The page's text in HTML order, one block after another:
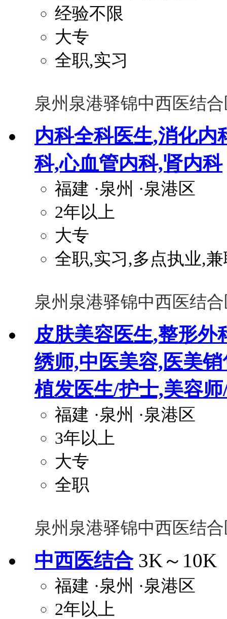
经验不限
大专
全职,实习
泉州泉港驿锦中西医结
内科全科医生,消化内
科,心血管内科,肾内科
福建 ·泉州 ·泉港区
2年以上
大专
全职,实习,多点执业,
泉州泉港驿锦中西医结
皮肤美容医生,整形外
绣师,中医美容,医美
植发医生/护士,美容
福建 ·泉州 ·泉港区
3年以上
大专
全职
泉州泉港驿锦中西医结
中西医结合 3K～10K
福建 ·泉州 ·泉港区
2年以上